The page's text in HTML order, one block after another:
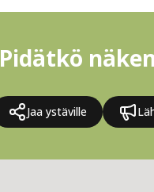
Pidätkö
Jaa ystäville